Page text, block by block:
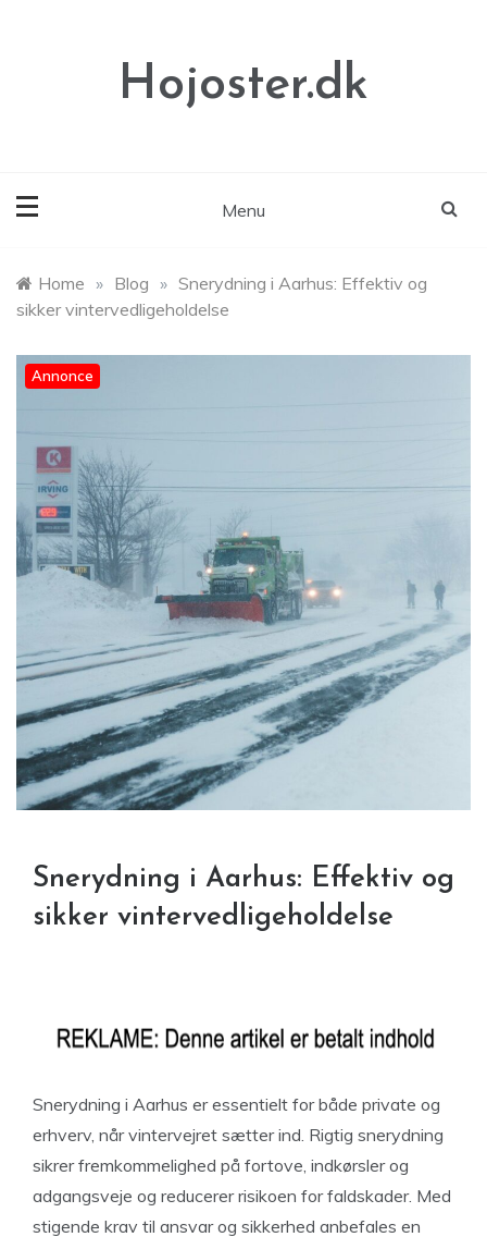
Hojoster.dk
Menu
Home » Blog » Snerydning i Aarhus: Effektiv og
sikker vintervedligeholdelse
Annonce
Snerydning i Aarhus: Effektiv og
sikker vintervedligeholdelse
Snerydning i Aarhus er essentielt for både private og
erhverv, når vintervejret sætter ind. Rigtig snerydning
sikrer fremkommelighed på fortove, indkørsler og
adgangsveje og reducerer risikoen for faldskader. Med
stigende krav til ansvar og sikkerhed anbefales en